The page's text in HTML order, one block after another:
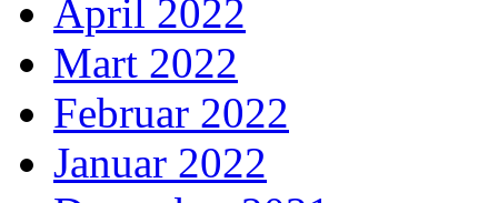
April 2022
Mart 2022
Februar 2022
Januar 2022